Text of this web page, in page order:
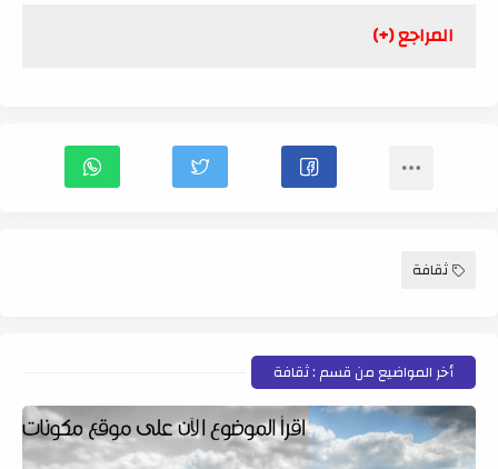
المراجع (+)
ثقافة
أخر المواضيع من قسم : ثقافة